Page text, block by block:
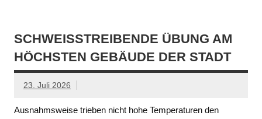
SCHWEISSTREIBENDE ÜBUNG AM H
ÖCHSTEN GEBÄUDE DER STADT
23. Juli 2026
Ausnahmsweise trieben nicht hohe Temperaturen den